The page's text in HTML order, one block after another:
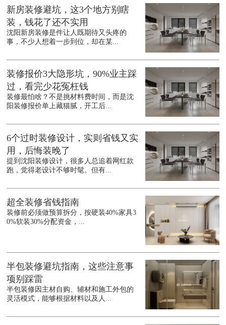
新房装修避坑，这3个地方别瞎
装，钱花了还不实用
沈阳新房装修是件让人既期待又头疼的
事，不少人想着一步到位，却在某...
装修报价3大隐形坑，90%业主踩
过，看完少花冤枉钱
装修最怕啥？不是挑材料费时间，而是沈
阳装修报价单上藏猫腻，开工后...
6个过时装修设计，实则省钱又实
用，后悔装晚了
提到沈阳装修设计，很多人总追着网红款
跑，觉得老设计不够时髦。但有...
超全装修省钱指南
装修前必须做预算拆分，按硬装40%家具3
0%软装30%分配资金，...
半包装修避坑指南，这些注意事
项别踩雷
半包装修因主材自购、辅材和施工外包的
灵活模式，能够根据材料以及人...